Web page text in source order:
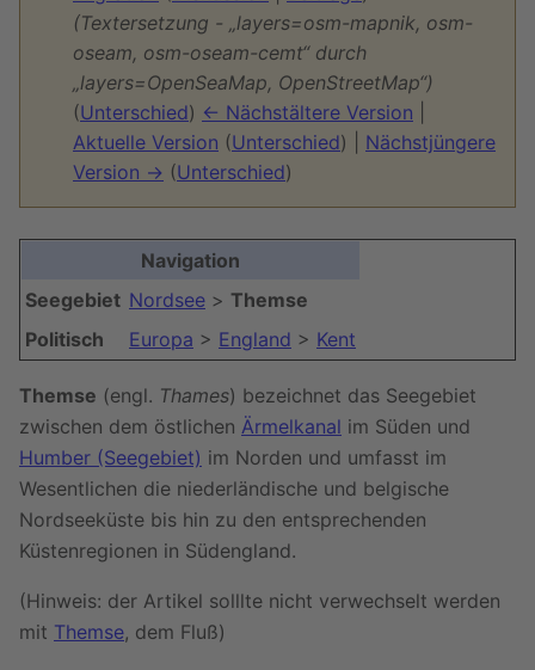
(Textersetzung - „layers=osm-mapnik, osm-
oseam, osm-oseam-cemt“ durch
„layers=OpenSeaMap, OpenStreetMap“)
(Unterschied) ← Nächstältere Version
Aktuelle Version (Unterschied) | Nächstjüngere
Version → (Unterschied)
Navigation
Seegebiet Nordsee > Themse
Politisch
Europa > England > Kent
Themse (engl. Thames) bezeichnet das Seegebiet
zwischen dem östlichen Ärmelkanal im Süden und
Humber (Seegebiet) im Norden und umfasst im
Wesentlichen die niederländische und belgische
Nordseeküste bis hin zu den entsprechenden
Küstenregionen in Südengland.
(Hinweis: der Artikel solllte nicht verwechselt werden
mit Themse, dem Fluß)